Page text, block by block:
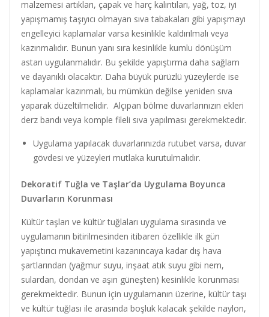
malzemesi artıkları, çapak ve harç kalıntıları, yağ, toz, iyi
yapışmamış taşıyıcı olmayan sıva tabakaları gibi yapışmayı
engelleyici kaplamalar varsa kesinlikle kaldırılmalı veya
kazınmalıdır. Bunun yanı sıra kesinlikle kumlu dönüşüm
astarı uygulanmalıdır. Bu şekilde yapıştırma daha sağlam
ve dayanıklı olacaktır. Daha büyük pürüzlü yüzeylerde ise
kaplamalar kazınmalı, bu mümkün değilse yeniden sıva
yaparak düzeltilmelidir. Alçıpan bölme duvarlarınızın ekleri
derz bandı veya komple fileli sıva yapılması gerekmektedir.
Uygulama yapılacak duvarlarınızda rutubet varsa, duvar
gövdesi ve yüzeyleri mutlaka kurutulmalıdır.
Dekoratif Tuğla ve Taşlar’da Uygulama Boyunca
Duvarların Korunması
Kültür taşları ve kültür tuğlaları uygulama sırasında ve
uygulamanın bitirilmesinden itibaren özellikle ilk gün
yapıştırıcı mukavemetini kazanıncaya kadar dış hava
şartlarından (yağmur suyu, inşaat atık suyu gibi nem,
sulardan, dondan ve aşırı güneşten) kesinlikle korunması
gerekmektedir. Bunun için uygulamanın üzerine, kültür taşı
ve kültür tuğlası ile arasında boşluk kalacak şekilde naylon,